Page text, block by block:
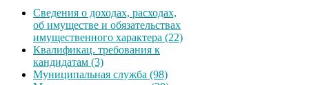
Сведения о доходах, расходах,
об имуществе и обязательствах
имущественного характера (22)
Квалификац. требования к
кандидатам (3)
Муниципальная служба (98)